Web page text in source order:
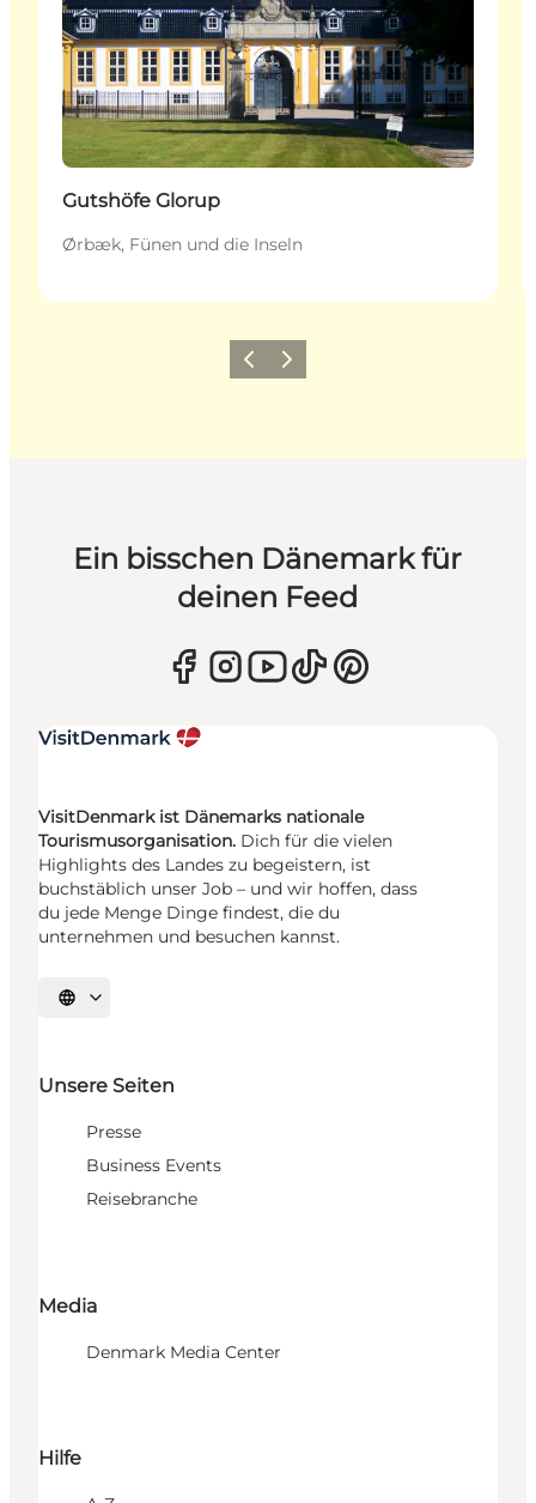
Gutshöfe Glorup
Ørbæk, Fünen und die Inseln
ZurückWeiter
Ein bisschen Dänemark für
deinen Feed
VisitDenmark ist Dänemarks nationale
Tourismusorganisation. Dich für die vielen
Highlights des Landes zu begeistern, ist
buchstäblich unser Job – und wir hoffen, dass
du jede Menge Dinge findest, die du
unternehmen und besuchen kannst.
Sprache auswählen
Unsere Seiten
Presse
Business Events
Reisebranche
Media
Denmark Media Center
Hilfe